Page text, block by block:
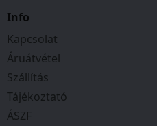
Info
Kapcsolat
Áruátvétel
Szállítás
Tájékoztató
ÁSZF